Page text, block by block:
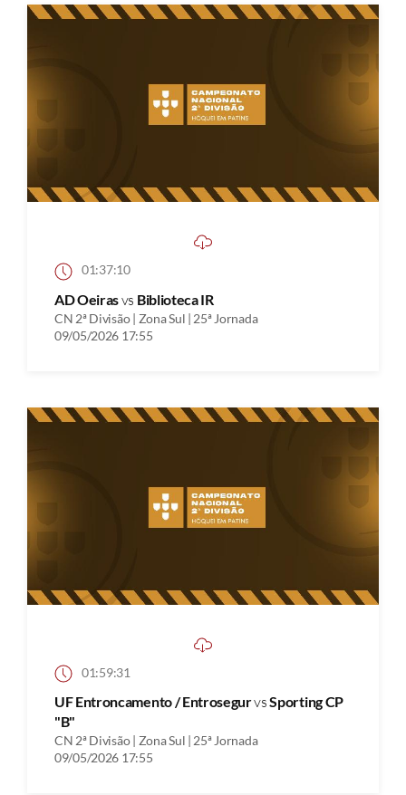
01:37:10
AD Oeirasvs Biblioteca IR
CN 2ª Divisão | Zona Sul | 25ª Jornada
09/05/2026 17:55
01:59:31
UF Entroncamento / EntrosegurvsSporting CP
"B"
CN 2ª Divisão | Zona Sul | 25ª Jornada
09/05/2026 17:55